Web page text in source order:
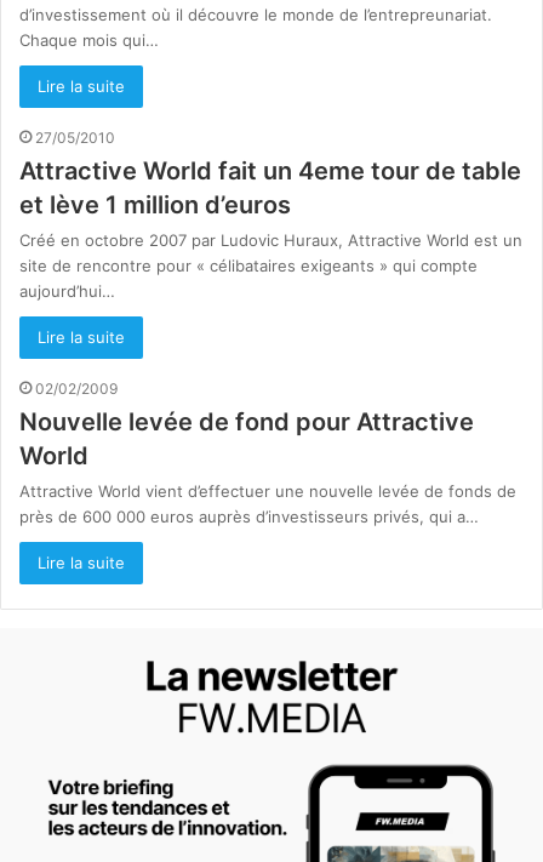
d’investissement où il découvre le monde de l’entrepreunariat.
Chaque mois qui…
Lire la suite
27/05/2010
Attractive World fait un 4eme tour de table
et lève 1 million d’euros
Créé en octobre 2007 par Ludovic Huraux, Attractive World est un
site de rencontre pour « célibataires exigeants » qui compte
aujourd’hui…
Lire la suite
02/02/2009
Nouvelle levée de fond pour Attractive
World
Attractive World vient d’effectuer une nouvelle levée de fonds de
près de 600 000 euros auprès d’investisseurs privés, qui a…
Lire la suite